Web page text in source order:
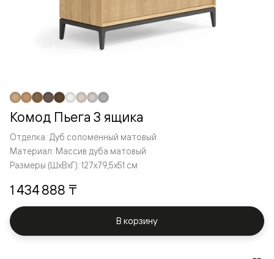
Комод Пьега 3 ящика
Отделка: Дуб соломенный матовый
Материал: Массив дуба матовый
Размеры (ШxВxГ): 127x79,5x51 см
1 434 888 ₸
В корзину